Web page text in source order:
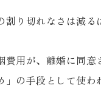
割り切れなさは減る
費用が、離婚に同意
」の手段として使わ